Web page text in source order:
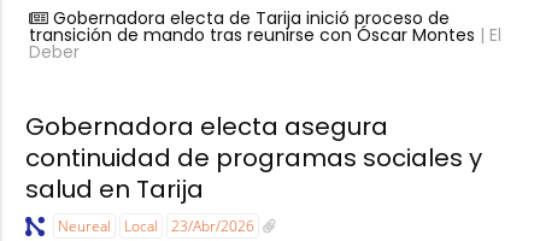
Gobernadora electa de Tarija inició proceso de
transición de mando tras reunirse con Óscar Montes | El
Deber
Gobernadora electa asegura
continuidad de programas sociales y
salud en Tarija
Neureal Local 23/Abr/2026